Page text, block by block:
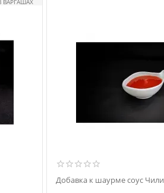
ВАРГАШАХ
Добавка к шаурме соус Чили